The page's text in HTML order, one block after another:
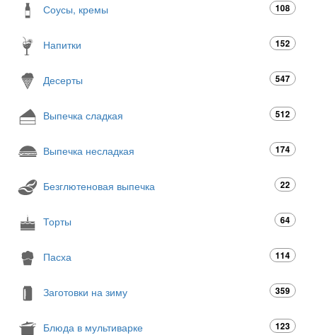
Соусы, кремы 108
Напитки 152
Десерты 547
Выпечка сладкая 512
Выпечка несладкая 174
Безглютеновая выпечка 22
Торты 64
Пасха 114
Заготовки на зиму 359
Блюда в мультиварке 123